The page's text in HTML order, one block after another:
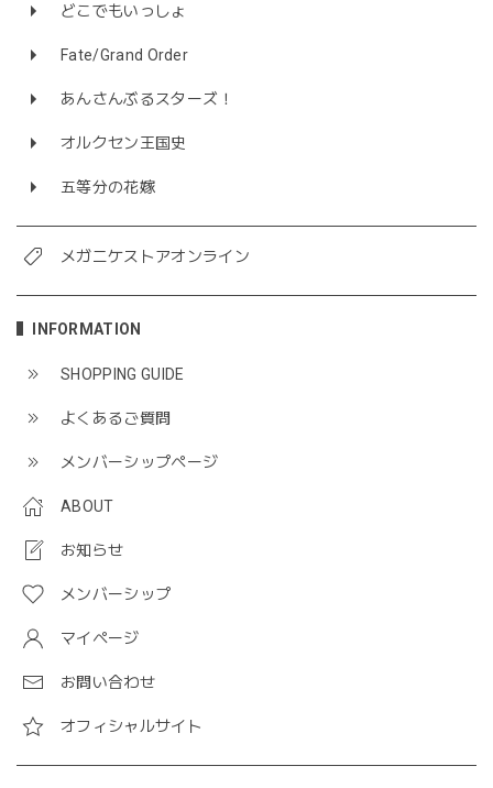
どこでもいっしょ
Fate/Grand Order
あんさんぶるスターズ！
オルクセン王国史
五等分の花嫁
メガニケストアオンライン
INFORMATION
SHOPPING GUIDE
よくあるご質問
メンバーシップページ
ABOUT
お知らせ
メンバーシップ
マイページ
お問い合わせ
オフィシャルサイト